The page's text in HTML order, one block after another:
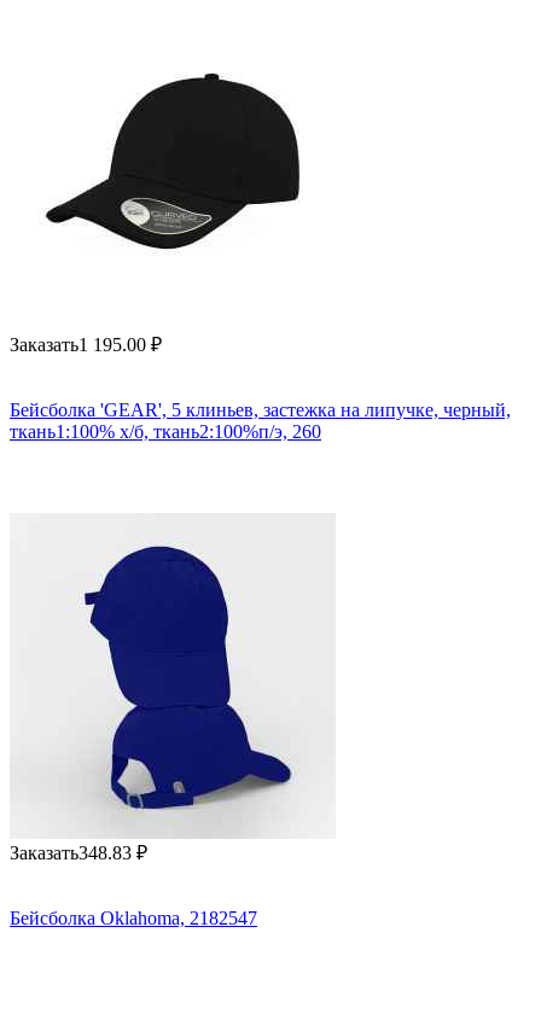
Заказать1 195.00 ₽
Бейсболка 'GEAR', 5 клиньев, застежка на липучке, черный,
ткань1:100% х/б, ткань2:100%п/э, 260
Заказать348.83 ₽
Бейсболка Oklahoma, 2182547